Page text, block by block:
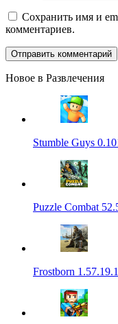
Сохранить имя и
комментариев.
Новое в Развлечения
Stumble Guys
Puzzle Combat
Frostborn